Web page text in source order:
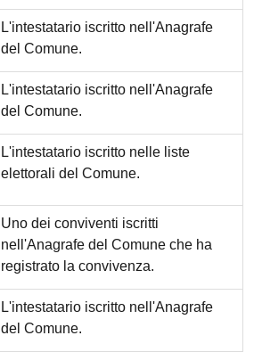
L'intestatario iscritto nell'Anagrafe
del Comune.
L'intestatario iscritto nell'Anagrafe
del Comune.
L'intestatario iscritto nelle liste
elettorali del Comune.
Uno dei conviventi iscritti
nell'Anagrafe del Comune che ha
registrato la convivenza.
L'intestatario iscritto nell'Anagrafe
del Comune.